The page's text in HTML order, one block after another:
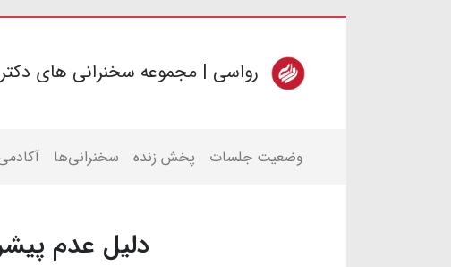
رواسی | مجموعه سخنرانی های
وضعیت جلسات پخش زنده سخنرانی‌ها
دلیل عدم